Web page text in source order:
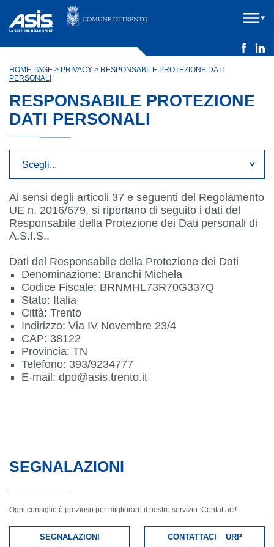
HOME PAGE > PRIVACY > RESPONSABILE PROTEZIONE DATI
PERSONALI
RESPONSABILE PROTEZIONE
DATI PERSONALI
Ai sensi degli articoli 37 e seguenti del Regolamento
UE n. 2016/679, si riportano di seguito i dati del
Responsabile della Protezione dei Dati personali di
A.S.I.S..
Dati del Responsabile della Protezione dei Dati
Denominazione: Branchi Michela
Codice Fiscale: BRNMHL73R70G337Q
Stato: Italia
Città: Trento
Indirizzo: Via IV Novembre 23/4
CAP: 38122
Provincia: TN
Telefono: 393/9234777
E-mail: dpo@asis.trento.it
SEGNALAZIONI
Ogni consiglio è prezioso per migliorare il nostro servizio. Contattaci!
SEGNALAZIONI CONTATTACI URP